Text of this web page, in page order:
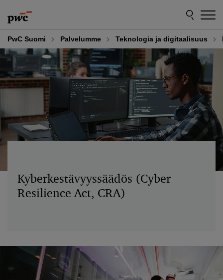
to
content
to
footer
PwC Suomi Palvelumme Teknologia ja digitaalisuus
Kyberkestävyyssäädös (Cyber
Resilience Act, CRA)